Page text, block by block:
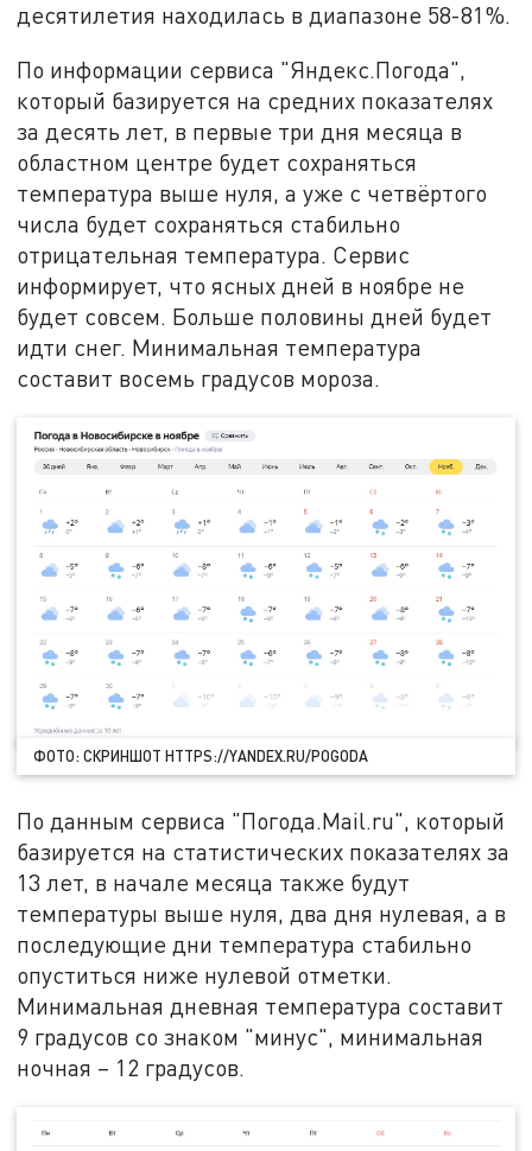
десятилетия находилась в диапазоне 58-81%.
По информации сервиса "Яндекс.Погода",
который базируется на средних показателях
за десять лет, в первые три дня месяца в
областном центре будет сохраняться
температура выше нуля, а уже с четвёртого
числа будет сохраняться стабильно
отрицательная температура. Сервис
информирует, что ясных дней в ноябре не
будет совсем. Больше половины дней будет
идти снег. Минимальная температура
составит восемь градусов мороза.
ФОТО: СКРИНШОТ HTTPS://YANDEX.RU/POGODA
По данным сервиса "Погода.Mail.ru", который
базируется на статистических показателях за
13 лет, в начале месяца также будут
температуры выше нуля, два дня нулевая, а в
последующие дни температура стабильно
опуститься ниже нулевой отметки.
Минимальная дневная температура составит
9 градусов со знаком "минус", минимальная
ночная – 12 градусов.